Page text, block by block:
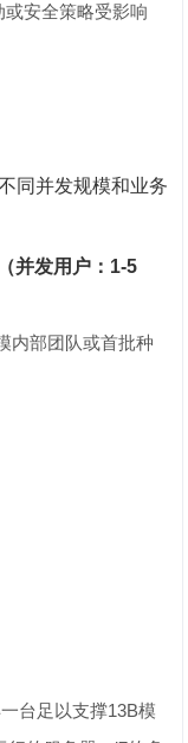
或安全策略受影响
同并发规模和业务
并发用户：1-5
内部团队或首批种
台足以支撑13B模